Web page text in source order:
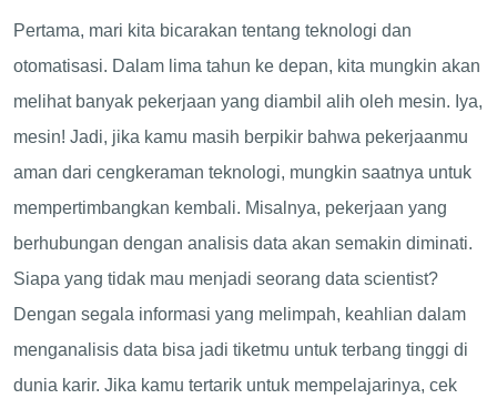
Pertama, mari kita bicarakan tentang teknologi dan
otomatisasi. Dalam lima tahun ke depan, kita mungkin akan
melihat banyak pekerjaan yang diambil alih oleh mesin. Iya,
mesin! Jadi, jika kamu masih berpikir bahwa pekerjaanmu
aman dari cengkeraman teknologi, mungkin saatnya untuk
mempertimbangkan kembali. Misalnya, pekerjaan yang
berhubungan dengan analisis data akan semakin diminati.
Siapa yang tidak mau menjadi seorang data scientist?
Dengan segala informasi yang melimpah, keahlian dalam
menganalisis data bisa jadi tiketmu untuk terbang tinggi di
dunia karir. Jika kamu tertarik untuk mempelajarinya, cek